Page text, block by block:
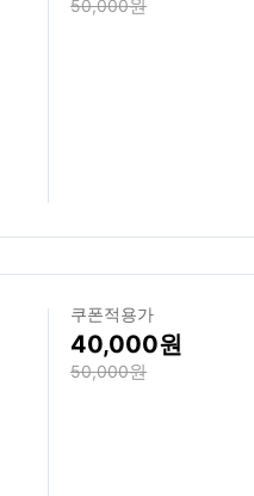
50,000
쿠폰적용가
40,000
50,000